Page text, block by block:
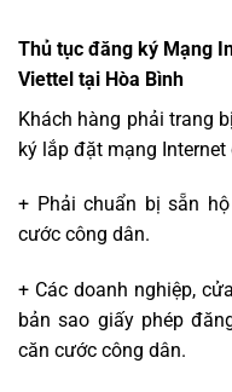
Thủ tục đăng ký Mạng
Viettel tại Hòa Bình
Khách hàng phải trang
ký lắp đặt mạng Internet
+ Phải chuẩn bị sẵn
cước công dân.
+ Các doanh nghiệp,
bản sao giấy phép
căn cước công dân.